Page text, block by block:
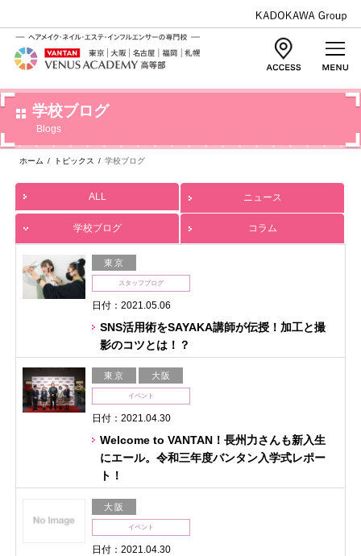
学校ブログ
Blogs
ホーム / トピックス / 学校ブログ
ALL ニュース
学校ブログ コラム
東京
スタッフブログ
日付：2021.05.06
SNS活用術をSAYAKA講師が伝授！加工と撮
影のコツとは！？
東京 大阪
イベント
日付：2021.04.30
Welcome to VANTAN！長州力さんも新入生
にエール。令和三年度バンタン⼊学式レポー
ト！
大阪
イベント
日付：2021.04.30